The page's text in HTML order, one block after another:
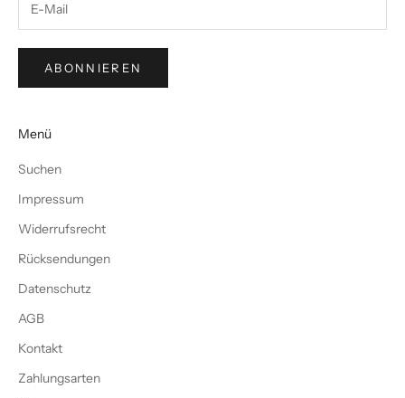
ABONNIEREN
Menü
Suchen
Impressum
Widerrufsrecht
Rücksendungen
Datenschutz
AGB
Kontakt
Zahlungsarten